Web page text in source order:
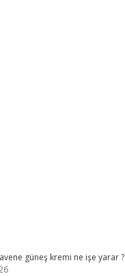
güneş kremi ne işe yarar ?